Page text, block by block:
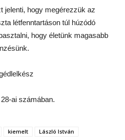
jelenti, hogy megérezzük az
létfenntartáson túl húzódó
hogy életünk magasabb
ai számában.
kiemelt
László István